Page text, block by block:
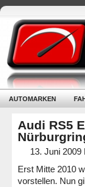
AUTOMARKEN
Audi RS5
13. Juni 2009
Erst Mitte 2010
vorstellen. Nun